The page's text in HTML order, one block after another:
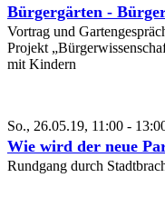
Bürgergärten -
Vortrag und
Projekt
mit Kindern
So., 26.05.19, 11:00 -
Wie wird der neue
Rundgang durch